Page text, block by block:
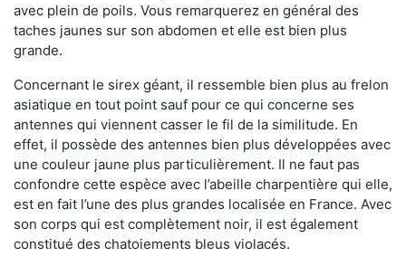
avec plein de poils. Vous remarquerez en général des
taches jaunes sur son abdomen et elle est bien plus
grande.
Concernant le sirex géant, il ressemble bien plus au frelon
asiatique en tout point sauf pour ce qui concerne ses
antennes qui viennent casser le fil de la similitude. En
effet, il possède des antennes bien plus développées avec
une couleur jaune plus particulièrement. Il ne faut pas
confondre cette espèce avec l’abeille charpentière qui elle,
est en fait l’une des plus grandes localisée en France. Avec
son corps qui est complètement noir, il est également
constitué des chatoiements bleus violacés.